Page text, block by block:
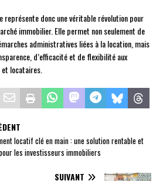
représente donc une véritable révolution pour
immobilier. Elle permet non seulement de
administratives liées à la location, mais
d’efficacité et de flexibilité aux
locataires.
locatif clé en main : une solution rentable et
les investisseurs immobiliers
SUIVANT